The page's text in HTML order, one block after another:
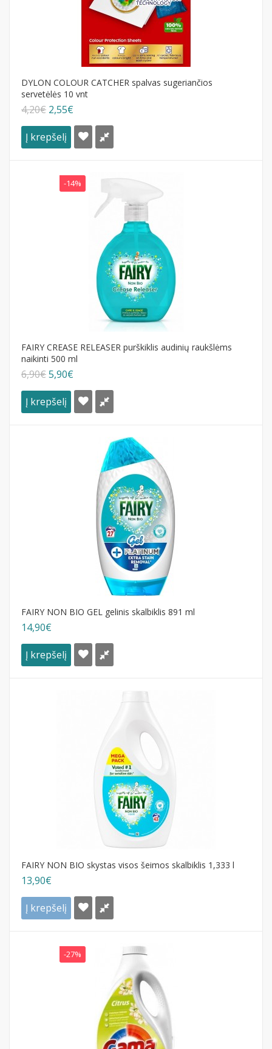
DYLON COLOUR CATCHER spalvas sugeriančios
servetėlės 10 vnt
4,20€ 2,55€
Į krepšelį
-14%
FAIRY CREASE RELEASER purškiklis audinių raukšlėms
naikinti 500 ml
6,90€5,90€
Į krepšelį
FAIRY NON BIO GEL gelinis skalbiklis 891 ml
14,90€
Į krepšelį
FAIRY NON BIO skystas visos šeimos skalbiklis 1,333 l
13,90€
Į krepšelį
-27%